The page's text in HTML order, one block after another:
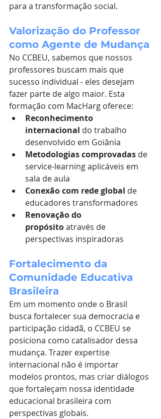
para a transformação social.
Valorização do Professor
como Agente de Mudança
No CCBEU, sabemos que nossos
professores buscam mais que
sucesso individual - eles desejam
fazer parte de algo maior. Esta
formação com MacHarg oferece:
Reconhecimento
internacional do trabalho
desenvolvido em Goiânia
Metodologias comprovadas de
service-learning aplicáveis em
sala de aula
Conexão com rede global de
educadores transformadores
Renovação do
propósito através de
perspectivas inspiradoras
Fortalecimento da
Comunidade Educativa
Brasileira
Em um momento onde o Brasil
busca fortalecer sua democracia e
participação cidadã, o CCBEU se
posiciona como catalisador dessa
mudança. Trazer expertise
internacional não é importar
modelos prontos, mas criar diálogos
que fortaleçam nossa identidade
educacional brasileira com
perspectivas globais.